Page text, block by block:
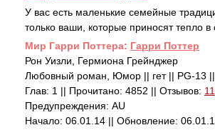
У вас есть маленькие семейные
только ваши, которые приносят тепло
Mир Гарри Поттера: Гарри Поттер
Рон Уизли, Гермиона Грейнджер
Любовный роман, Юмор || гет || PG-13
Глав: 1 || Прочитано: 4852 || Отзывов: 11
Предупреждения: AU
Начало: 06.01.14 || Обновление: